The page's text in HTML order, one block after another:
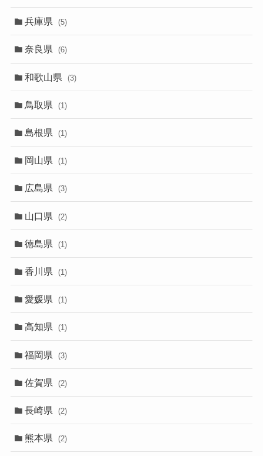
兵庫県 (5)
奈良県 (6)
和歌山県 (3)
鳥取県 (1)
島根県 (1)
岡山県 (1)
広島県 (3)
山口県 (2)
徳島県 (1)
香川県 (1)
愛媛県 (1)
高知県 (1)
福岡県 (3)
佐賀県 (2)
長崎県 (2)
熊本県 (2)